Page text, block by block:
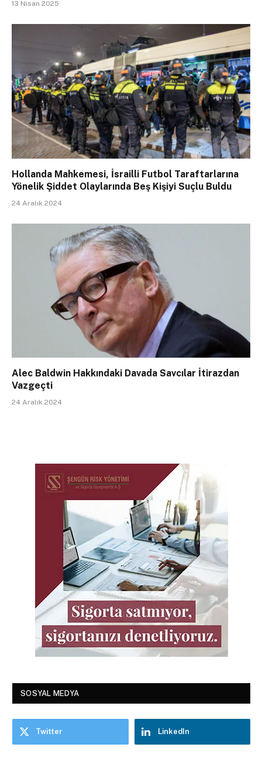
13 Nisan 2025
Hollanda Mahkemesi, İsrailli Futbol Taraftarlarına
Yönelik Şiddet Olaylarında Beş Kişiyi Suçlu Buldu
24 Aralık 2024
Alec Baldwin Hakkındaki Davada Savcılar İtirazdan
Vazgeçti
24 Aralık 2024
SOSYAL MEDYA
Twitter LinkedIn